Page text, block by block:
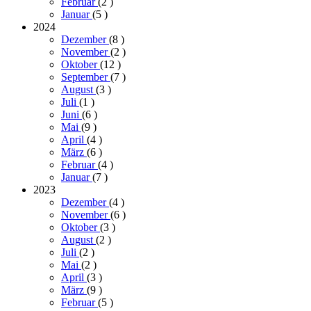
Januar(5 )
2024
Dezember(8 )
November(2 )
Oktober(12 )
September(7 )
August(3 )
Juli (1 )
Juni (6 )
Mai (9 )
April (4 )
März (6 )
Februar(4 )
Januar(7 )
2023
Dezember(4 )
November(6 )
Oktober(3 )
August(2 )
Juli (2 )
Mai (2 )
April (3 )
März (9 )
Februar(5 )